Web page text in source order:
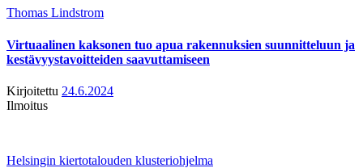
Thomas Lindstrom
Virtuaalinen kaksonen tuo apua rakennuksien suunnitteluun ja
kestävyystavoitteiden saavuttamiseen
Kirjoitettu 24.6.2024
Ilmoitus
Helsingin kiertotalouden klusteriohjelma